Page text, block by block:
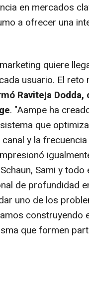
en mercados
a ofrecer una
quiere
usuario. El
Raviteja
. "Aampe ha
que
y la
Sami y
de profundidad
uno de los
construyendo
que formen